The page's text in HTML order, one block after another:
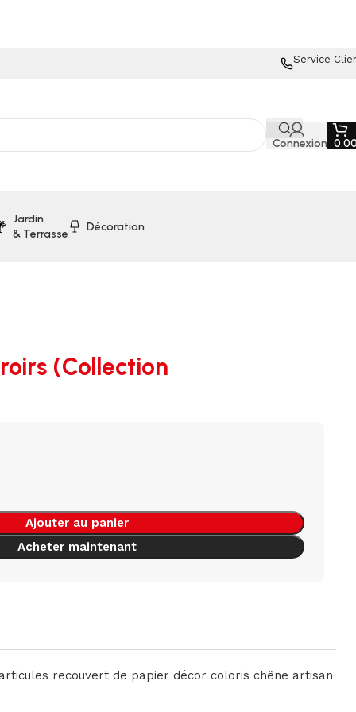
Service
Connexion
Jardin
& Terrasse
Décoration
(Collection
Ajouter au panier
Acheter maintenant
recouvert de papier décor coloris chêne artisan